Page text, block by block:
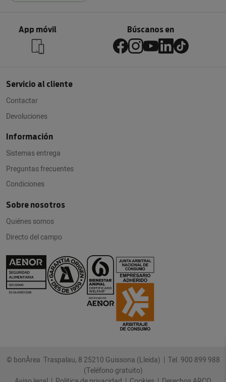
App móvil Búscanos en
Servicio al cliente
Contactar
Devoluciones
Información
Sistemas entrega
Preguntas frecuentes
Condiciones
Sobre nosotros
Quiénes somos
Directo del campo
© bonÀrea Traspalau, 8 25210 Guissona (Lleida) | Tel. 900 899 988
(Teléfono gratuito)